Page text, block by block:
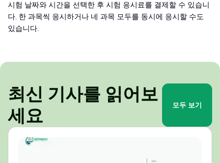
시험 날짜와 시간을 선택한 후 시험 응시료를 결제할 수 있습니
다. 한 과목씩 응시하거나 네 과목 모두를 동시에 응시할 수도
있습니다.
최신 기사를 읽어보
세요
모두 보기